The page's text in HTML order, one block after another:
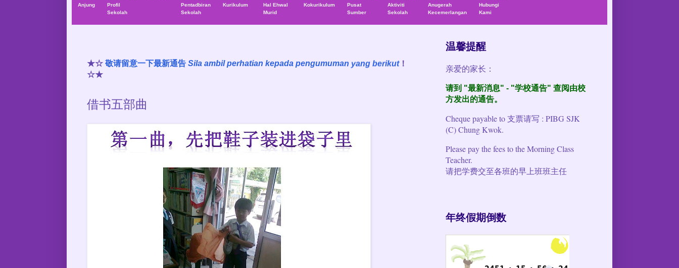
Anjung
Profil
Sekolah
Pentadbiran
Sekolah
Kurikulum
Hal Ehwal
Murid
Kokurikulum
Pusat
Sumber
Aktiviti
Sekolah
Anugerah
Kecemerlangan
Hubungi
Kami
☆★
借书五部曲
温馨提醒
亲爱的家长：
请到 "最新消息" - "学校通告" 查阅由校
方发出的通告。
Cheque payable to 支票请写 : PIBG SJK
(C) Chung Kwok.
Please pay the fees to the Morning Class
Teacher.
请把学费交至各班的早上班班主任
年终假期倒数